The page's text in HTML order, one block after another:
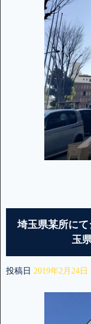
埼玉県某所に
玉
投稿日 2019年2月24日